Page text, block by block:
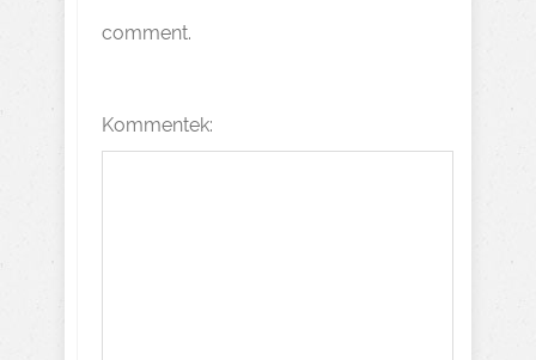
comment.
Kommentek: